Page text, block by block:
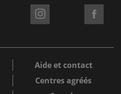
Aide et contact
Centres agréés